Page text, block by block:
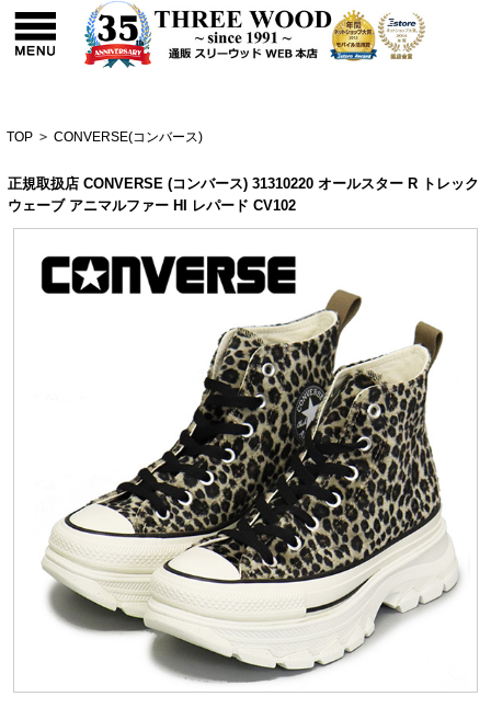
TOP > CONVERSE(コンバース)
正規取扱店 CONVERSE (コンバース) 31310220 オールスター R トレック
ウェーブ アニマルファー HI レパード CV102